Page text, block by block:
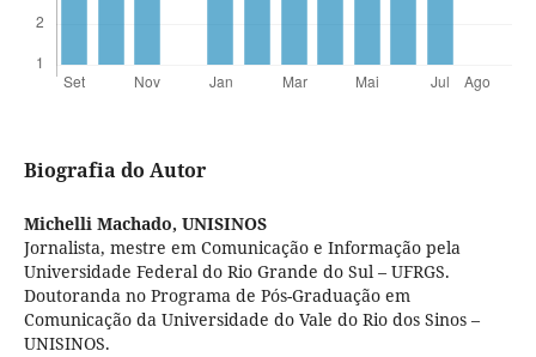
Biografia do Autor
Michelli Machado, UNISINOS
Jornalista, mestre em Comunicação e Informação pela
Universidade Federal do Rio Grande do Sul – UFRGS.
Doutoranda no Programa de Pós-Graduação em
Comunicação da Universidade do Vale do Rio dos Sinos –
UNISINOS.